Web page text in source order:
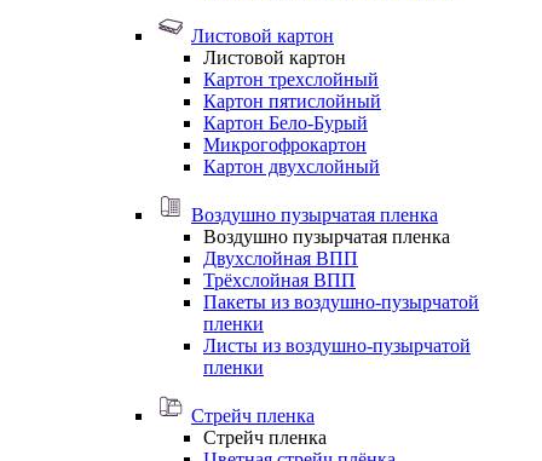
Листовой картон
Листовой картон
Картон трехслойный
Картон пятислойный
Картон Бело-Бурый
Микрогофрокартон
Картон двухслойный
Воздушно пузырчатая пленка
Воздушно пузырчатая пленка
Двухслойная ВПП
Трёхслойная ВПП
Пакеты из воздушно-пузырчатой
пленки
Листы из воздушно-пузырчатой
пленки
Стрейч пленка
Стрейч пленка